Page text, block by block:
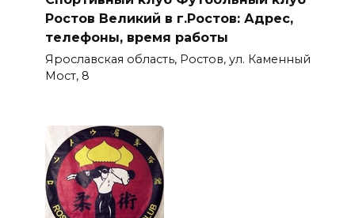
Ростов Великий в г.Ростов: Адрес,
телефоны, время работы
Ярославская область, Ростов, ул. Каменный
Мост, 8